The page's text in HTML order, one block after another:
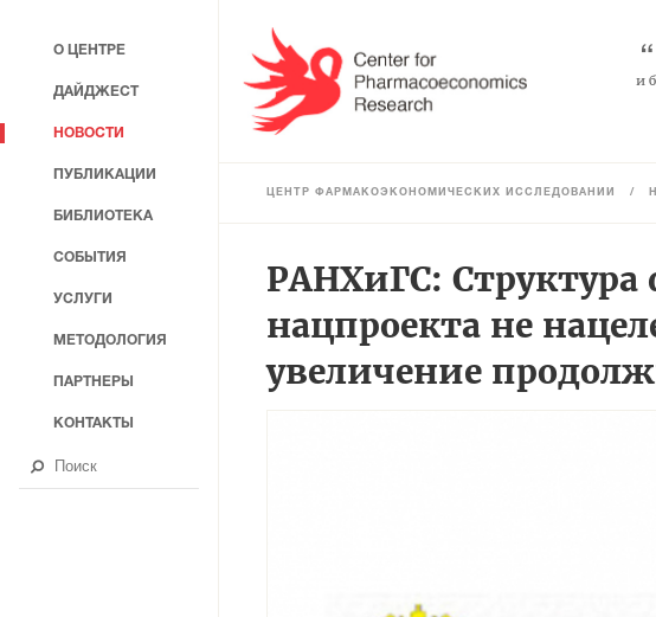
“
и
ЦЕНТР ФАРМАКОЭКОНОМИЧЕСКИХ ИССЛЕДОВАНИЙ /
РАНХиГС:
нацпроекта не
увеличение
О ЦЕНТРЕ
ДАЙДЖЕСТ
НОВОСТИ
ПУБЛИКАЦИИ
БИБЛИОТЕКА
СОБЫТИЯ
УСЛУГИ
МЕТОДОЛОГИЯ
ПАРТНЕРЫ
КОНТАКТЫ